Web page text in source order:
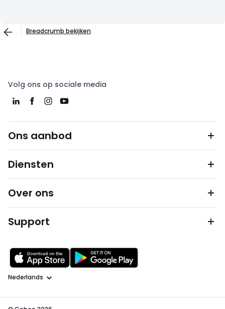
Breadcrumb bekijken
Volg ons op sociale media
Ons aanbod
Diensten
Over ons
Support
Taal